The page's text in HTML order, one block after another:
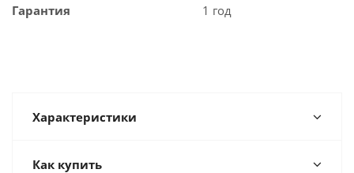
Гарантия
1 год
Характеристики
Как купить